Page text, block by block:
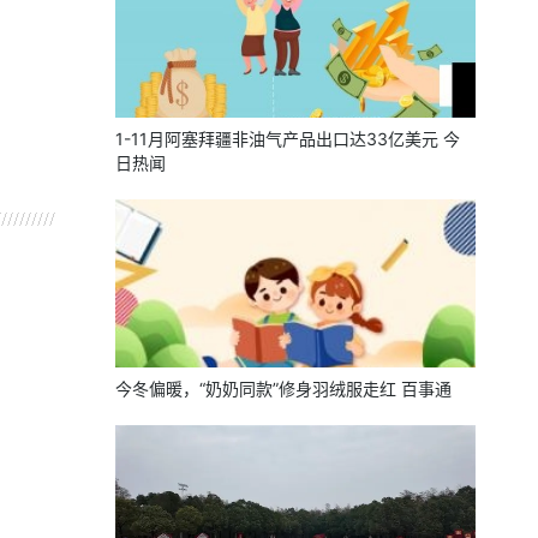
1-11月阿塞拜疆非油气产品出口达33亿美元 今
日热闻
今冬偏暖，“奶奶同款”修身羽绒服走红 百事通